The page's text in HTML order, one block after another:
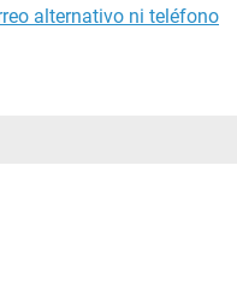
alternativo ni teléfono